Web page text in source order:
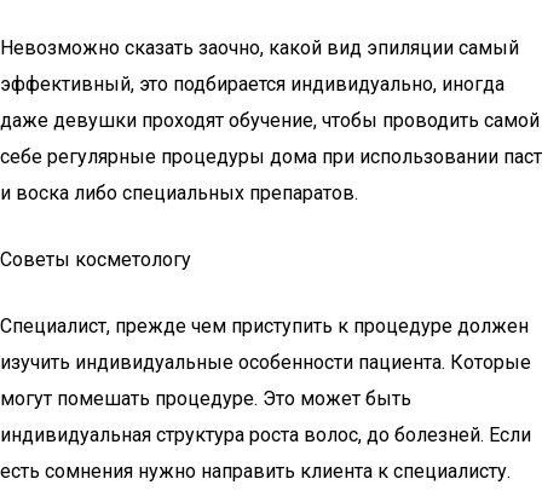
Невозможно сказать заочно, какой вид эпиляции самый
эффективный, это подбирается индивидуально, иногда
даже девушки проходят обучение, чтобы проводить самой
себе регулярные процедуры дома при использовании паст
и воска либо специальных препаратов.
Советы косметологу
Специалист, прежде чем приступить к процедуре должен
изучить индивидуальные особенности пациента. Которые
могут помешать процедуре. Это может быть
индивидуальная структура роста волос, до болезней. Если
есть сомнения нужно направить клиента к специалисту.